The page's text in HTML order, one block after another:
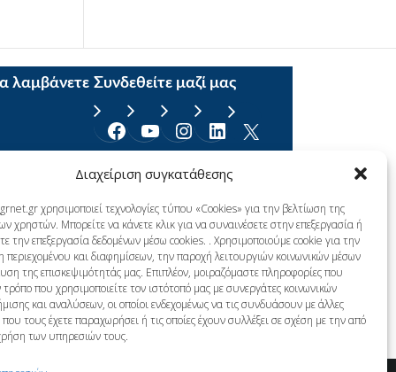
Διαχείριση συγκατάθεσης
χρησιμοποιεί τεχνολογίες τύπου «Cookies» για την βελτίωση της
χρηστών. Μπορείτε να κάνετε κλικ για να συναινέσετε στην επεξεργασία ή
την επεξεργασία δεδομένων μέσω cookies. . Χρησιμοποιούμε cookie για την
περιεχομένου και διαφημίσεων, την παροχή λειτουργιών κοινωνικών μέσων
της επισκεψιμότητάς μας. Επιπλέον, μοιραζόμαστε πληροφορίες που
που χρησιμοποιείτε τον ιστότοπό μας με συνεργάτες κοινωνικών
και αναλύσεων, οι οποίοι ενδεχομένως να τις συνδυάσουν με άλλες
τους έχετε παραχωρήσει ή τις οποίες έχουν συλλέξει σε σχέση με την από
των υπηρεσιών τους.
λαμβάνετε Συνδεθείτε μαζί μας
Facebook YouTube Instagram Linkedin